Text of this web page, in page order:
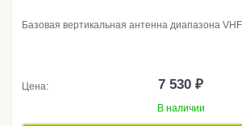
Базовая вертикальная антенна диапазона
Цена: 7 530 ₽
В наличии